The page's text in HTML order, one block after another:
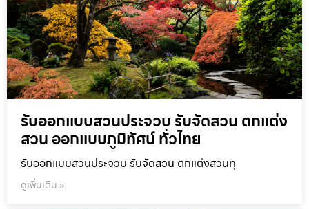
รับออกแบบสวนประจวบ รับจัดสวน ตกแต่ง
สวน ออกแบบภูมิทัศน์ ทั่วไทย
รับออกแบบสวนประจวบ รับจัดสวน ตกแต่งสวนทุ
ดูเพิ่มเติม »